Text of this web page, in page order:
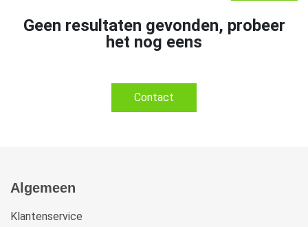
Geen resultaten gevonden, probeer
het nog eens
Contact
Algemeen
Klantenservice